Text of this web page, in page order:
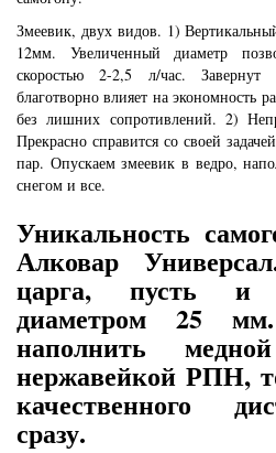
Змеевик, двух видов. 1)
12мм. Увеличенный диаметр
скоростью 2-2,5 л/час.
благотворно влияет на экономность
без лишних сопротивлений. 2)
Прекрасно справится со своей
пар. Опускаем змеевик в ведро,
снегом и все.
Уникальность
Алковар
царга, пусть и
диаметром 25
наполнить
нержавейкой РПН,
качественного
сразу.